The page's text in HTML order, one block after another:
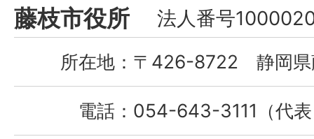
Fujieda
City
藤枝市役所 法人番号
所在地： 〒426-8722 静岡県
電話： 054-643-3111（代